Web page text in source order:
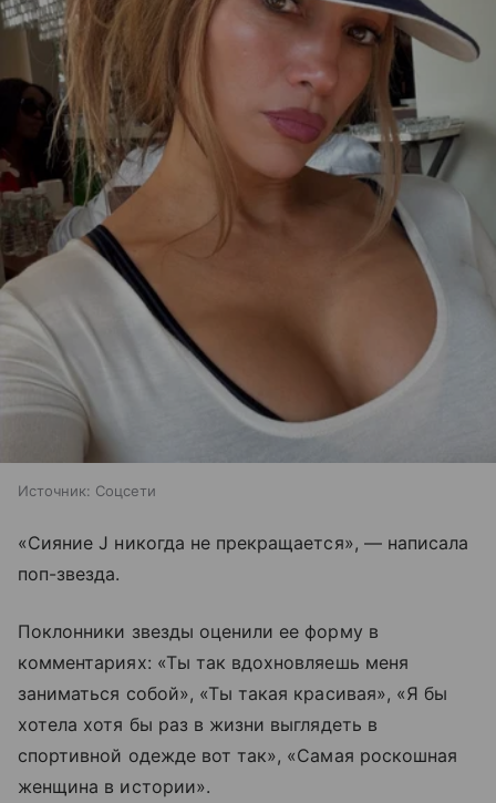
Источник: Соцсети
«Сияние J никогда не прекращается», — написала
поп-звезда.
Поклонники звезды оценили ее форму в
комментариях: «Ты так вдохновляешь меня
заниматься собой», «Ты такая красивая», «Я бы
хотела хотя бы раз в жизни выглядеть в
спортивной одежде вот так», «Самая роскошная
женщина в истории».